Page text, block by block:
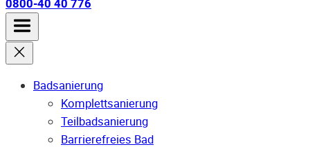
0800-40 40 776
Badsanierung
Komplettsanierung
Teilbadsanierung
Barrierefreies Bad